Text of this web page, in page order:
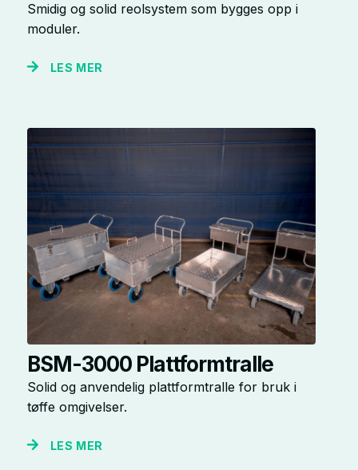
Smidig og solid reolsystem som bygges opp i
moduler.
LES MER
BSM-3000 Plattformtralle
Solid og anvendelig plattformtralle for bruk i
tøffe omgivelser.
LES MER